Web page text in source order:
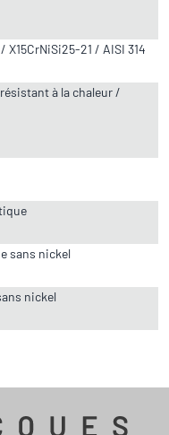
21 / AISI 314
à la chaleur /
sans nickel
nickel